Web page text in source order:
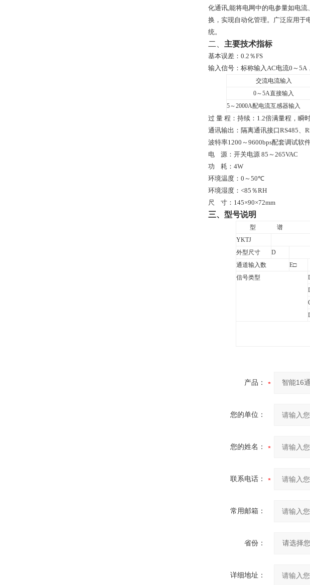
化通讯,能将电网中的电参量如电
换，实现自动化管理。广泛应用于
统。
二、 主要技术指标
基本误差： 0.2 ％FS
输入信号： 标称输入AC电流0～5A
交流电流输入
0～5A直接输入
5～2000A配电流互感器输入
过 量 程：持续：1.2倍满量程，瞬
通讯输出：隔离通讯接口RS485、
波特率1200 ～9600bps配套调试软
电
源：开关电源 85 ～ 265VAC
功
耗： 4W
环境温度： 0 ～ 50℃
环境湿度： <85 ％RH
尺
寸： 145×90×72mm
三、型号说明
型 谱
YKTJ
外型尺寸
D
通道输入数
E□
信号类型
产品：
您的单位：
您的姓名：
联系电话：
常用邮箱：
省份：
详细地址：